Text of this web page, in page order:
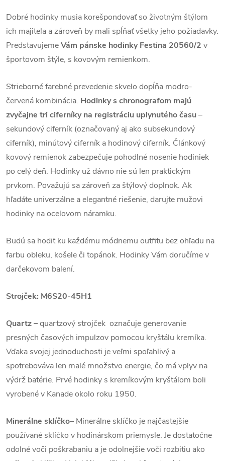
Dobré hodinky musia korešpondovať so životným štýlom
ich majiteľa a zároveň by mali spĺňať všetky jeho požiadavky.
PredstavujemeVám pánske hodinky Festina 20560/2 v
športovom štýle, s kovovým remienkom.
Strieborné farebné prevedenie skvelo dopĺňa modro-
červená kombinácia. Hodinky s chronografom majú
zvyčajne tri ciferníky na registráciu uplynutého času–
sekundový ciferník (označovaný aj ako subsekundový
ciferník), minútový ciferník a hodinový ciferník. Článkový
kovový remienok zabezpečuje pohodlné nosenie hodiniek
po celý deň. Hodinky už dávno nie sú len praktickým
prvkom. Považujú sa zároveň za štýlový doplnok. Ak
hľadáte univerzálne a elegantné riešenie, darujte mužovi
hodinky na oceľovom náramku.
Budú sa hodiť ku každému módnemu outfitu bez ohľadu na
farbu obleku, košele či topánok. Hodinky Vám doručíme v
darčekovom balení.
Strojček: M6S20-45H1
Quartz–quartzový strojček označuje generovanie
presných časových impulzov pomocou kryštálu kremíka.
Vďaka svojej jednoduchosti je veľmi spoľahlivý a
spotrebováva len malé množstvo energie, čo má vplyv na
výdrž batérie. Prvé hodinky s kremíkovým kryštáľom boli
vyrobené v Kanade okolo roku 1950.
Minerálne sklíčko– Minerálne sklíčko je najčastejšie
používané sklíčko v hodinárskom priemysle. Je dostatočne
odolné voči poškrabaniu a je odolnejšie voči rozbitiu ako